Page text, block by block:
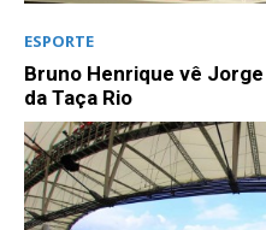
ESPORTE
Bruno Henrique vê
da Taça Rio